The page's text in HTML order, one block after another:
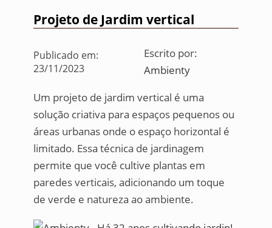
Projeto de Jardim vertical
Publicado em:
23/11/2023
Escrito por:
Ambienty
Um projeto de jardim vertical é uma
solução criativa para espaços pequenos ou
áreas urbanas onde o espaço horizontal é
limitado. Essa técnica de jardinagem
permite que você cultive plantas em
paredes verticais, adicionando um toque
de verde e natureza ao ambiente.